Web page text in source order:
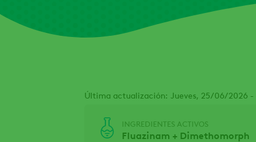
Última actualización: Jueves, 25/06/2026 -
INGREDIENTES ACTIVOS
Fluazinam + Dimethomorph